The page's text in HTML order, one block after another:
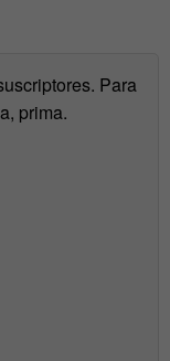
Para
prima.